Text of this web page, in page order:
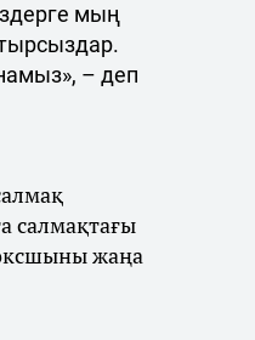
мың
– деп
салмақтағы
жаңа